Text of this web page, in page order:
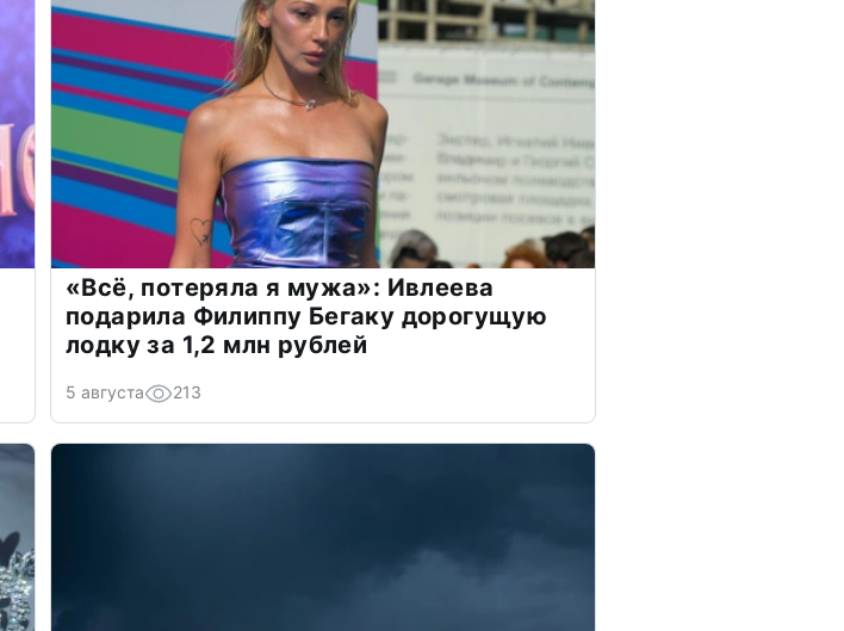
«Всё, потеряла я мужа»: Ивлеева
подарила Филиппу Бегаку дорогущую
лодку за 1,2 млн рублей
5 августа 213